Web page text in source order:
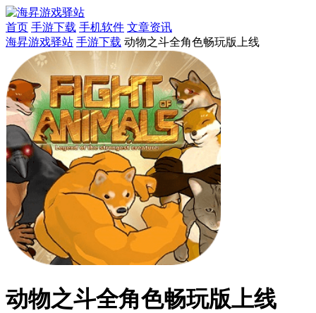
首页 手游下载 手机软件 文章资讯
海昇游戏驿站 手游下载 动物之斗全角色畅玩版上线
动物之斗全角色畅玩版上线